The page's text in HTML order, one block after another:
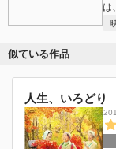
は
似ている作品
人生、いろどり